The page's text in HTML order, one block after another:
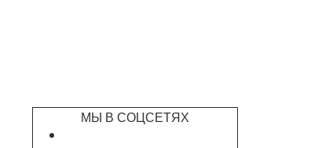
МЫ В СОЦСЕТЯХ